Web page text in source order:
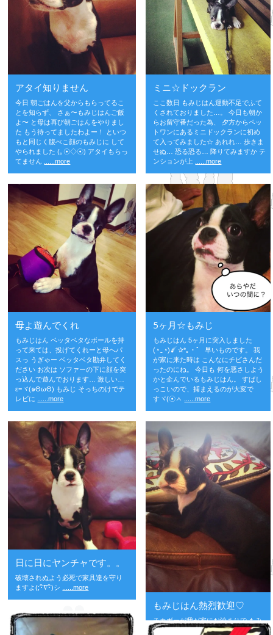
アタイ知りません
今日 朝ごはんを父からもらってるこ
とを知らず、 さぁ〜もみじはんご飯
よ〜 と母は再び朝ごはんをやりまし
た もう待ってましたわよー！ といつ
もと同じく腹べこ顔のもみじに して
やられました (｡☉◇☉) アタイもらっ
てません
......more
ミニ☆ドックラン
ここ数日 もみじはん運動不足でふて
くされておりました…。 今日も朝か
らお留守番だった為、 夕方からペッ
トワンにあるミニドックランに初め
て入ってみました☆ あれれ… 歩きま
せぬ… 恐る恐る… 降りてみますか テ
ンションが上
......more
母よ遊んでくれ
もみじはん ベッタベタなボールを持
って来ては、投げてくれーと母へパ
スっ うぎゃー ベッタベタ勘弁してく
ださい お次は ソファーの下に顔を突
っ込んで遊んでおります… 激しい…
ε=ヾ(๑ΘωΘ) もみじ そっちのけでテ
レビに
......more
5ヶ月☆もみじ
もみじはん 5ヶ月に突入しました
(◔‿◔)
✰*｡・゜ 早いものです。 我
が家に来た時は こんなにチビさんだ
ったのにね。 今日も 何を悪さしよう
かと企んでいるもみじはん。 すばし
っこいので、捕まえるのが大変で
すヾ(☉ㅅ
......more
日に日にヤンチャです。。
破壊されぬよう必死で家具達を守り
ますよ(;･ิ∇･ิ)シ
......more
もみじはん熱烈歓迎♡
チカボーが我が家にお泊まりで もみ
じはん熱烈歓迎♡ 動きが早過ぎてブ